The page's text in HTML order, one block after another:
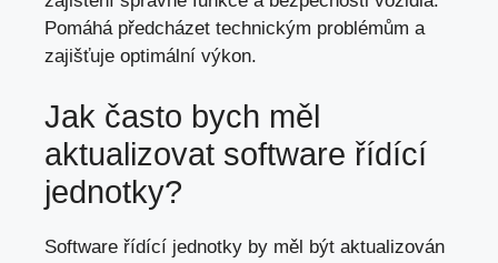
Pomáhá předcházet technickým problémům a
zajišťuje optimální výkon.
Jak často bych měl
aktualizovat software řídící
jednotky?
Software řídící jednotky by měl být aktualizován